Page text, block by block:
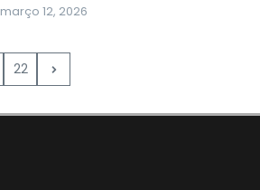
março 12, 2026
22